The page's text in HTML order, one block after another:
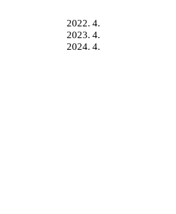
2022. 4.
2023. 4.
2024. 4.